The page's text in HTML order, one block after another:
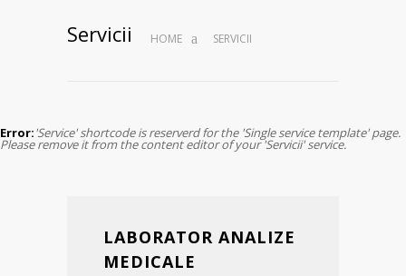
Servicii HOME SERVICII
Error:'Service' shortcode is reserverd for the 'Single service template' page.
Please remove it from the content editor of your 'Servicii' service.
LABORATOR ANALIZE
MEDICALE